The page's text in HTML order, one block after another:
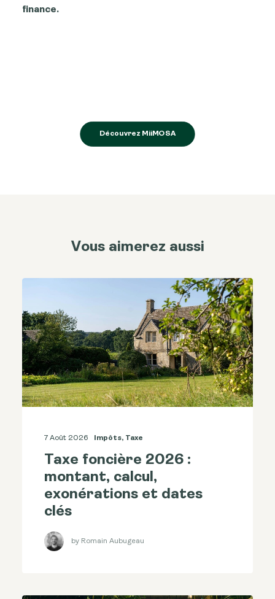
finance.
Découvrez MiiMOSA
Vous aimerez aussi
7 Août 2026 Impôts, Taxe
Taxe foncière 2026 :
montant, calcul,
exonérations et dates
clés
by Romain Aubugeau